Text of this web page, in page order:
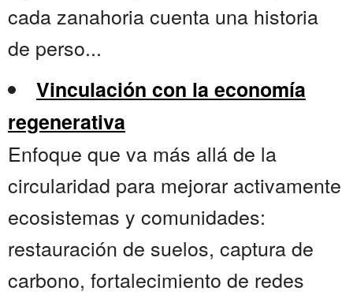
cada zanahoria cuenta una historia
de perso...
Vinculación con la economía
regenerativa
Enfoque que va más allá de la
circularidad para mejorar activamente
ecosistemas y comunidades:
restauración de suelos, captura de
carbono, fortalecimiento de redes